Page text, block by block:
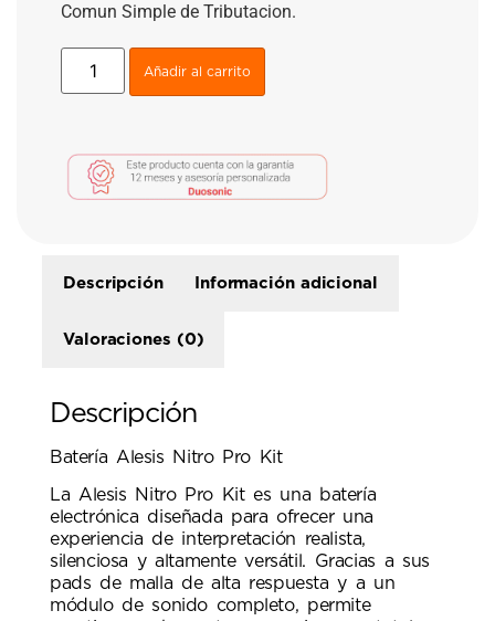
Comun Simple de Tributacion.
Añadir al carrito
Descripción Información adicional
Valoraciones (0)
Descripción
Batería Alesis Nitro Pro Kit
La Alesis Nitro Pro Kit es una batería
electrónica diseñada para ofrecer una
experiencia de interpretación realista,
silenciosa y altamente versátil. Gracias a sus
pads de malla de alta respuesta y a un
módulo de sonido completo, permite